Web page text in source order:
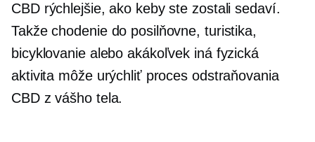
CBD rýchlejšie, ako keby ste zostali sedaví.
Takže chodenie do posilňovne, turistika,
bicyklovanie alebo akákoľvek iná fyzická
aktivita môže urýchliť proces odstraňovania
CBD z vášho tela.